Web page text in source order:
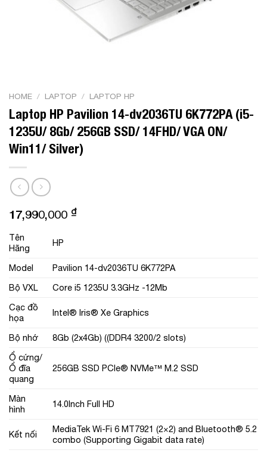
HOME / LAPTOP / LAPTOP HP
Laptop HP Pavilion 14-dv2036TU 6K772PA (i5-
1235U/ 8Gb/ 256GB SSD/ 14FHD/ VGA ON/
Win11/ Silver)
17,990,000 ₫
Tên
Hãng
HP
Model
Pavilion 14-dv2036TU 6K772PA
Bộ VXL
Core i5 1235U 3.3GHz -12Mb
Cạc đồ
họa
Intel® Iris® Xe Graphics
Bộ nhớ
8Gb (2x4Gb) ((DDR4 3200/2 slots)
Ổ cứng/
Ổ đĩa
quang
256GB SSD PCIe® NVMe™ M.2 SSD
Màn
hình
14.0Inch Full HD
Kết nối
MediaTek Wi-Fi 6 MT7921 (2×2) and Bluetooth® 5.2
combo (Supporting Gigabit data rate)